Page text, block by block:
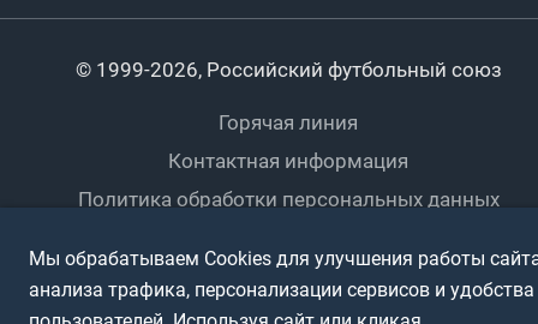
Турниры клубов
Пляжный
Интерактивный
Любители
Спортшколы
Дети
Спортсмены с ОВЗ
© 1999-2026, Российский футбольный союз
Горячая линия
Контактная информация
Политика обработки персональных данных
Полная версия сайта
Мы обрабатываем Cookies для улучшения работы
анализа трафика, персонализации сервисов и удобства